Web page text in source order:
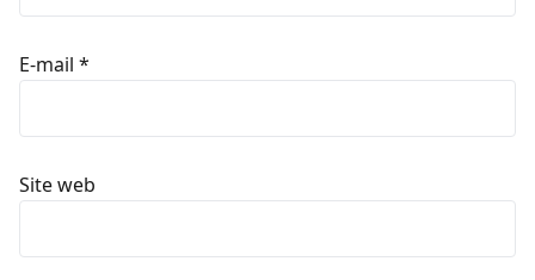
E-mail *
Site web